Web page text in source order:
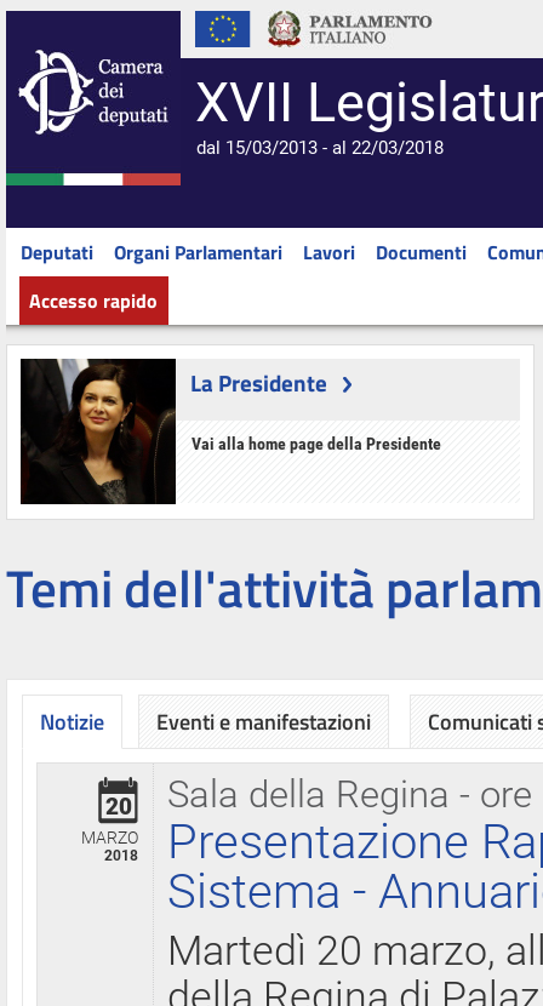
XVII
dal 15/03/2013 - al 22/03/2018
Deputati Organi Parlamentari Lavori Documenti
Accesso rapido
La Presidente
Vai alla home page della Presidente
Temi dell'attività
Notizie
Sala della Regina - ore
20
MARZO
2018
Presentazione
Sistema -
Martedì 20 marzo,
Eventi e manifestazioni Comunicati